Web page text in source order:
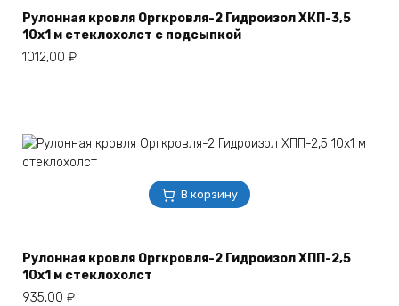
Рулонная кровля Оргкровля-2 Гидроизол ХКП-3,5
10х1 м стеклохолст с подсыпкой
1012,00 ₽
В корзину
Рулонная кровля Оргкровля-2 Гидроизол ХПП-2,5
10х1 м стеклохолст
935,00 ₽